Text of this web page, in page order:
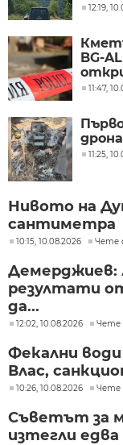
12:19,
BG-
11:47,
11:25,
Нивото на
сантиметра
10:15, 10.08.2026 Чете
Демерджиев:
резултати
да...
12:02, 10.08.2026 Чете
Фекални
Влас,
10:26, 10.08.2026 Чете
Съветът за
изтегли